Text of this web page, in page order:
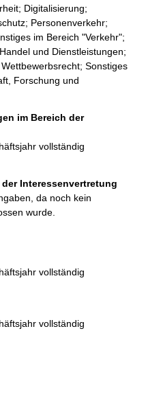
Digitalisierung;
Personenverkehr;
im Bereich "Verkehr";
und Dienstleistungen;
Sonstiges
Forschung und
im Bereich der
vollständig
Interessenvertretung
da noch kein
wurde.
vollständig
vollständig